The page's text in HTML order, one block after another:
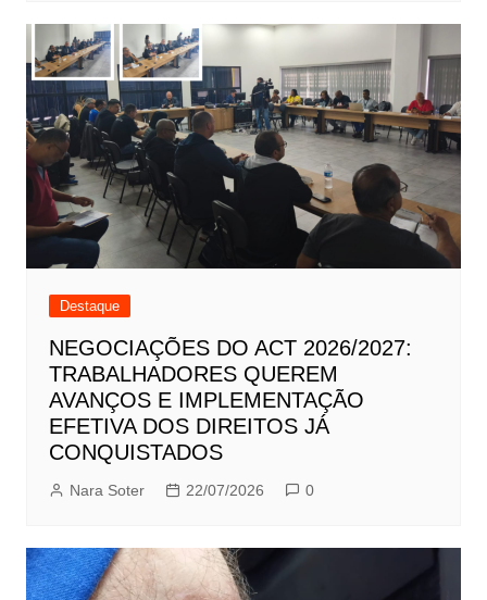
Destaque
NEGOCIAÇÕES DO ACT 2026/2027:
TRABALHADORES QUEREM
AVANÇOS E IMPLEMENTAÇÃO
EFETIVA DOS DIREITOS JÁ
CONQUISTADOS
Nara Soter 22/07/2026 0